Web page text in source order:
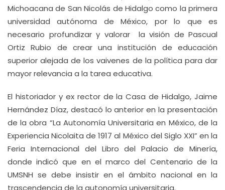
Michoacana de San Nicolás de Hidalgo como la primera
universidad autónoma de México, por lo que es
necesario profundizar y valorar la visión de Pascual
Ortiz Rubio de crear una institución de educación
superior alejada de los vaivenes de la política para dar
mayor relevancia a la tarea educativa.
El historiador y ex rector de la Casa de Hidalgo, Jaime
Hernández Díaz, destacó lo anterior en la presentación
de la obra “La Autonomía Universitaria en México, de la
Experiencia Nicolaita de 1917 al México del Siglo XXI” en la
Feria Internacional del Libro del Palacio de Minería,
donde indicó que en el marco del Centenario de la
UMSNH se debe insistir en el ámbito nacional en la
trascendencia de la autonomía universitaria.